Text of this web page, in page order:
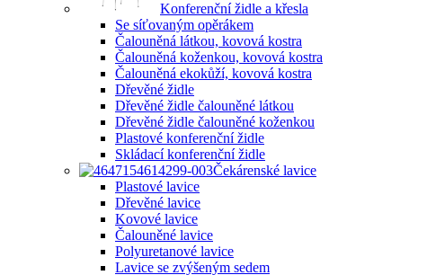
Konferenční židle a křesla
Se síťovaným opěrákem
Čalouněná látkou, kovová kostra
Čalouněná koženkou, kovová kostra
Čalouněná ekokůží, kovová kostra
Dřevěné židle
Dřevěné židle čalouněné látkou
Dřevěné židle čalouněné koženkou
Plastové konferenční židle
Skládací konferenční židle
Čekárenské lavice
Plastové lavice
Dřevěné lavice
Kovové lavice
Čalouněné lavice
Polyuretanové lavice
Lavice se zvýšeným sedem